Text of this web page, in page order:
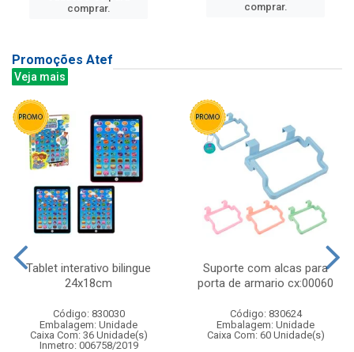
comprar.
comprar.
Promoções Atef
Veja mais
Tablet interativo bilingue
24x18cm
Código: 830030
Embalagem: Unidade
Caixa Com: 36 Unidade(s)
Inmetro: 006758/2019
Suporte com alcas para
porta de armario cx:00060
Código: 830624
Embalagem: Unidade
Caixa Com: 60 Unidade(s)